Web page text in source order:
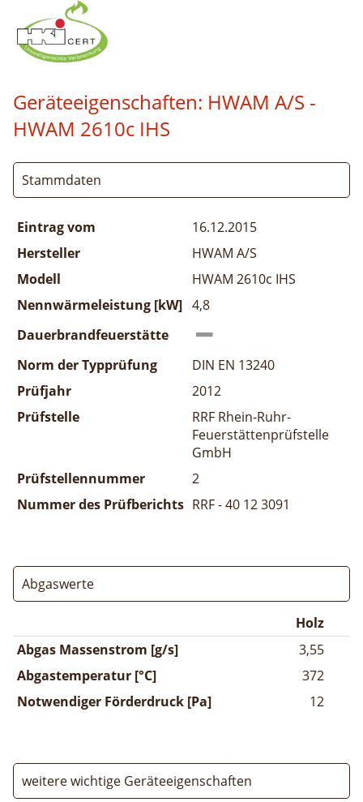
Geräteeigenschaften: HWAM A/S -
HWAM 2610c IHS
Stammdaten
Eintrag vom
16.12.2015
Hersteller
HWAM A/S
Modell
HWAM 2610c IHS
Nennwärmeleistung [kW] 4,8
Dauerbrandfeuerstätte
Norm der Typprüfung
DIN EN 13240
Prüfjahr
2012
Prüfstelle
RRF Rhein-Ruhr-
Feuerstättenprüfstelle
GmbH
Prüfstellennummer
2
Nummer des Prüfberichts RRF - 40 12 3091
Abgaswerte
Holz
Abgas Massenstrom [g/s]
3,55
Abgastemperatur [°C]
372
Notwendiger Förderdruck [Pa]
12
weitere wichtige Geräteeigenschaften